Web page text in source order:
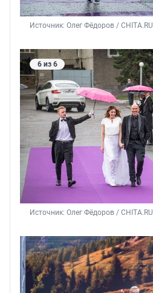
Источник: Олег Фёдоров / CHITA.RU
6 из 6
Источник: Олег Фёдоров / CHITA.RU